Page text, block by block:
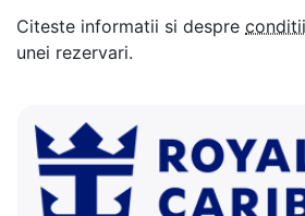
Citeste informatii si despre
unei rezervari.